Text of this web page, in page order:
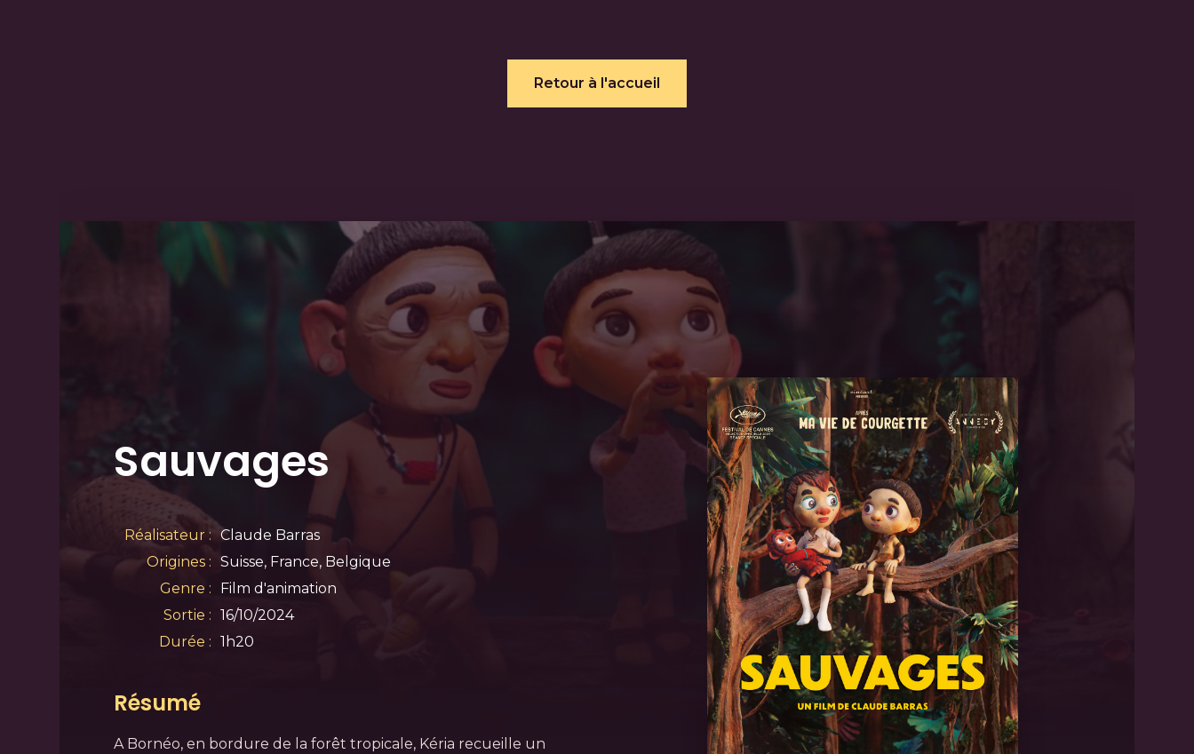
Retour à l'accueil
Sauvages
Réalisateur : Claude Barras
Origines : Suisse, France, Belgique
Genre :
Film d'animation
Sortie : 16/10/2024
Durée : 1h20
Résumé
A Bornéo, en bordure de la forêt tropicale, Kéria recueille un